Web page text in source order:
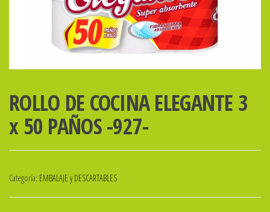
ROLLO DE COCINA ELEGANTE 3
x 50 PAÑOS -927-
Categoría: EMBALAJE y DESCARTABLES